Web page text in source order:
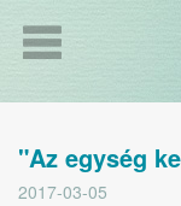
"Az egység
2017-03-05